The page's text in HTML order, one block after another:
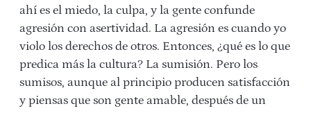
ahí es el miedo, la culpa, y la gente confunde
agresión con asertividad. La agresión es cuando yo
violo los derechos de otros. Entonces, ¿qué es lo que
predica más la cultura? La sumisión. Pero los
sumisos, aunque al principio producen satisfacción
y piensas que son gente amable, después de un